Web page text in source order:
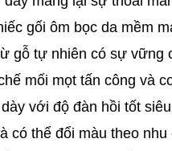
gối ôm bọc da mềm
gỗ tự nhiên có sự vững
mối mọt tấn công và
với độ đàn hồi tốt
có thể đổi màu theo nhu